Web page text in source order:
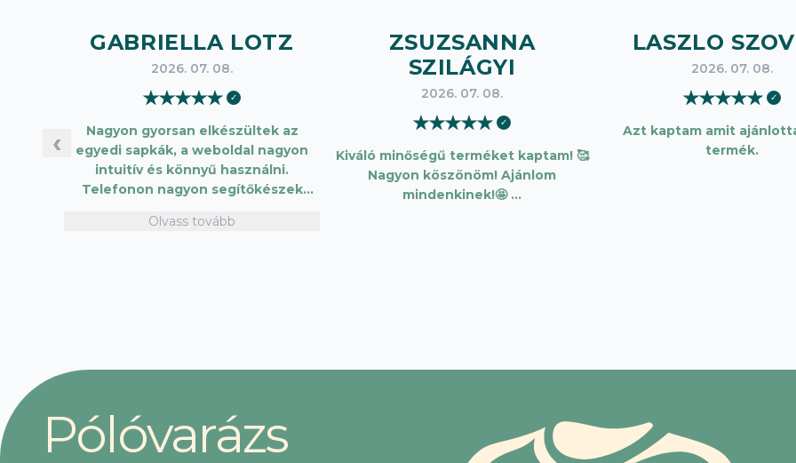
‹
GABRIELLA LOTZ
2026. 07. 08.
★★★★★ ✓
Nagyon gyorsan elkészültek az
egyedi sapkák, a weboldal nagyon
intuitív és könnyű használni.
Telefonon nagyon segítőkészek
vásárolni. Plusz pont, hogy lehetett
Olvass tovább
ZSUZSANNA
SZILÁGYI
2026. 07. 08.
★★★★★ ✓
Kiváló minőségű terméket kaptam! 🥰
Nagyon köszönöm! Ajánlom
mindenkinek!🤩 …
LASZLO
2026. 07. 08.
★★★★★ ✓
Azt kaptam amit
termék.
Pólóvarázs